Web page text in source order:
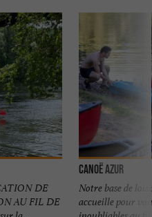
DE
AU FIL DE
Canoë Azur
Notre base de
accueille pour